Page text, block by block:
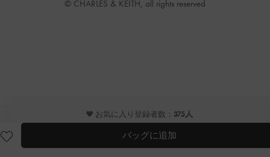
♥ お気に入り登録者数： 375人
バッグに追加
© CHARLES & KEITH, all rights reserved